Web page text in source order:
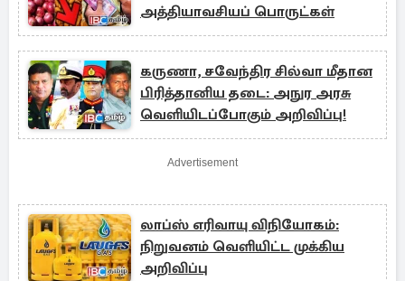
அத்தியாவசியப் பொருட்கள்
கருணா, சவேந்திர சில்வா மீதான
பிரித்தானிய தடை: அநுர அரசு
வெளியிடப்போகும் அறிவிப்பு!
Advertisement
லாப்ஸ் எரிவாயு விநியோகம்:
நிறுவனம் வெளியிட்ட முக்கிய
அறிவிப்பு